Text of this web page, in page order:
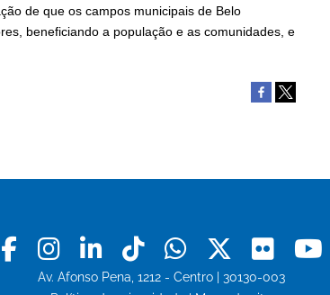
de que os campos municipais de Belo
beneficiando a população e as comunidades, e
Facebook
Instagram
LinkedinTiktokWhatsapp
X Flickr
Av. Afonso Pena, 1212 - Centro | 30130-003